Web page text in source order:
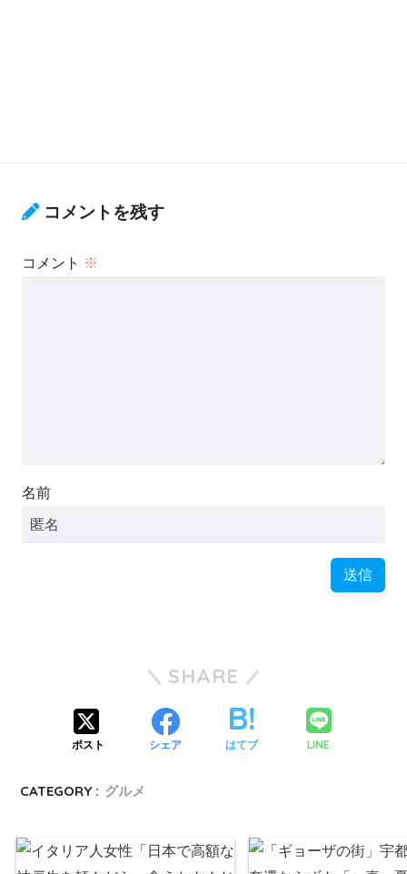
コメントを残す
コメント ※
名前
SHARE
ポスト シェア はてブ LINE
CATEGORY : グルメ